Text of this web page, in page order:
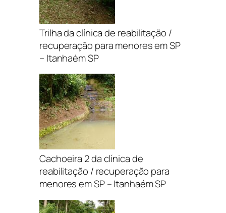
Trilha da clínica de reabilitação /
recuperação para menores em SP
– Itanhaém SP
Cachoeira 2 da clínica de
reabilitação / recuperação para
menores em SP – Itanhaém SP